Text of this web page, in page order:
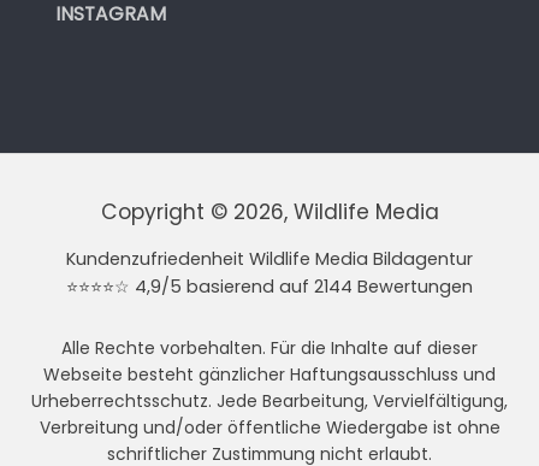
INSTAGRAM
Copyright © 2026, Wildlife Media
Kundenzufriedenheit Wildlife Media Bildagentur
⭐⭐⭐⭐☆ 4,9/5 basierend auf 2144 Bewertungen
Alle Rechte vorbehalten. Für die Inhalte auf dieser
Webseite besteht gänzlicher Haftungsausschluss und
Urheberrechtsschutz. Jede Bearbeitung, Vervielfältigung,
Verbreitung und/oder öffentliche Wiedergabe ist ohne
schriftlicher Zustimmung nicht erlaubt.